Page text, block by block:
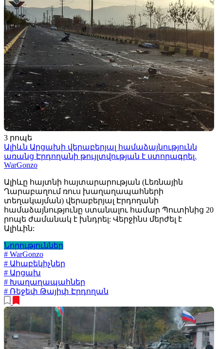
3 րոպե
Ալիևն Արցախի վերաբերյալ համաձայնությունն
առանց Էրդողանի թույլտվության է ստորագրել.
WarGonzo
Ալիևը հայտնի հայտարարության (Լեռնային
Ղարաբաղում ռուս խաղաղապահների
տեղակայման) վերաբերյալ Էրդողանի
համաձայնությունը ստանալու համար Պուտինից 20
րոպե ժամանակ է խնդրել: Վերջինս մերժել է
Ալիևին:
Նորություններ
# WarGonzo
# Ահաբեկիչներ
# Արցախ
# Խաղաղապահներ
# Ռեջեփ Թայիփ Էրդողան